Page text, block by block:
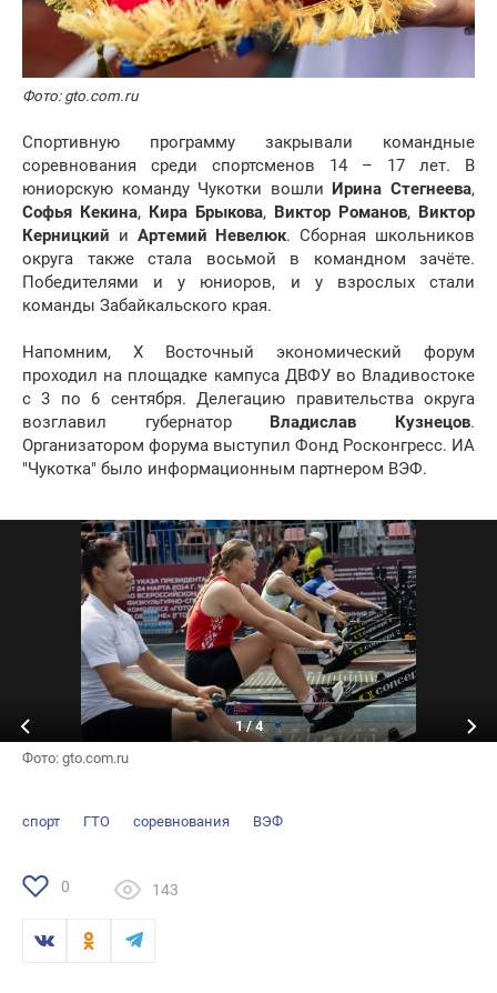
Фото: gto.com.ru
Спортивную программу закрывали командные
соревнования среди спортсменов 14 – 17 лет. В
юниорскую команду Чукотки вошлиИрина Стегнеева,
Софья Кекина, Кира Брыкова, Виктор Романов, Виктор
Керницкий и Артемий Невелюк. Сборная школьников
округа также стала восьмой в командном зачёте.
Победителями и у юниоров, и у взрослых стали
команды Забайкальского края.
Напомним, X Восточный экономический форум
проходил на площадке кампуса ДВФУ во Владивостоке
с 3 по 6 сентября. Делегацию правительства округа
возглавил губернатор Владислав Кузнецов.
Организатором форума выступил Фонд Росконгресс. ИА
"Чукотка" было информационным партнером ВЭФ.
Фото: gto.com.ru
1/4
спорт ГТО соревнования ВЭФ
0 143